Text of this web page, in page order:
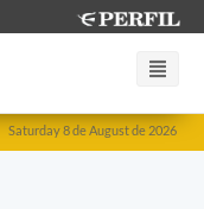
Saturday 8 de August de 2026